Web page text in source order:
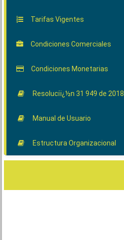
Tarifas Vigentes
Condiciones Comerciales
Condiciones Monetarias
Resoluciï¿½n 31 949 de 2018
Manual de Usuario
Estructura Organizacional